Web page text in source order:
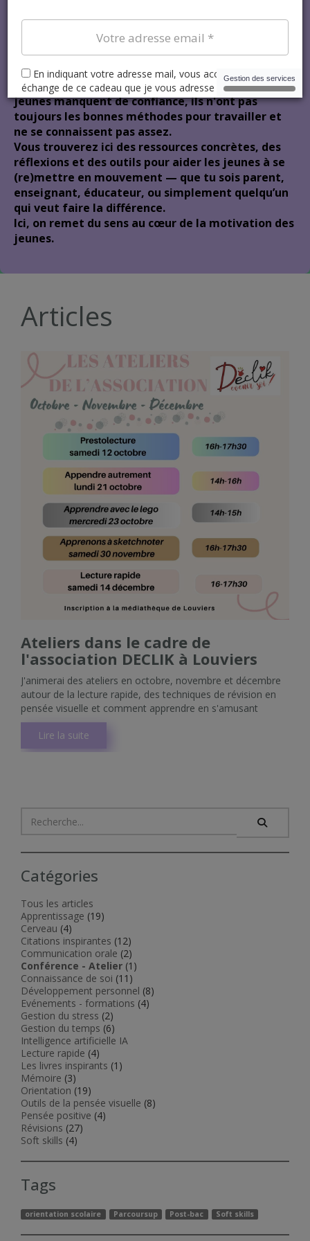
Bienvenue sur mon
blog!
Ce blog est né d’un constat simple : beaucoup de
jeunes manquent de confiance, ils n'ont pas
toujours les bonnes méthodes pour travailler et
ne se connaissent pas assez.
Vous trouverez ici des ressources concrètes, des
réflexions et des outils pour aider les jeunes à se
(re)mettre en mouvement — que tu sois parent,
enseignant, éducateur, ou simplement quelqu’un
qui veut faire la différence.
Ici, on remet du sens au cœur de la motivation des
jeunes.
Articles
Ateliers dans le cadre de
l'association DECLIK à Louviers
J'animerai des ateliers en octobre, novembre et décembre
autour de la lecture rapide, des techniques de révision en
pensée visuelle et comment apprendre en s'amusant
Lire la suite
Catégories
Tous les articles
Apprentissage (19)
Cerveau (4)
Citations inspirantes (12)
Communication orale (2)
Conférence - Atelier (1)
Connaissance de soi (11)
Développement personnel (8)
Evénements - formations (4)
Gestion du stress (2)
Gestion du temps (6)
Intelligence artificielle IA
Lecture rapide (4)
Les livres inspirants (1)
Mémoire (3)
Orientation (19)
Outils de la pensée visuelle (8)
Pensée positive (4)
Révisions (27)
Soft skills (4)
Tags
orientation scolaire Parcoursup Post-bac Soft skills